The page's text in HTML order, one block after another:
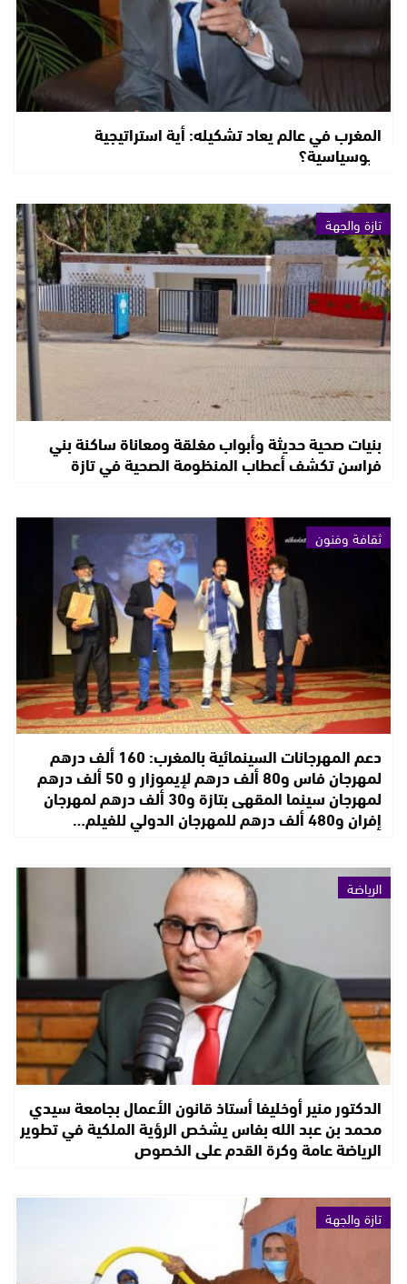
المغرب في عالم يعاد تشكيله: أية استراتيجية
جيوسياسية؟
تازة والجهة
بنيات صحية حديثة وأبواب مغلقة ومعاناة ساكنة بني
فراسن تكشف أعطاب المنظومة الصحية في تازة
ثقافة وفنون
دعم المهرجانات السينمائية بالمغرب: 160 ألف درهم
لمهرجان فاس و80 ألف درهم لإيموزار و 50 ألف درهم
لمهرجان سينما المقهى بتازة و30 ألف درهم لمهرجان
إفران و480 ألف درهم للمهرجان الدولي للفيلم…
الرياضة
الدكتور منير أوخليفا أستاذ قانون الأعمال بجامعة سيدي
محمد بن عبد الله بفاس يشخص الرؤية الملكية في تطوير
الرياضة عامة وكرة القدم على الخصوص
تازة والجهة